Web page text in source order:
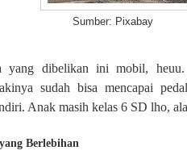
Pixabay
yang dibelikan ini mobil,
sudah bisa mencapai
Anak masih kelas 6 SD lho,
Berlebihan